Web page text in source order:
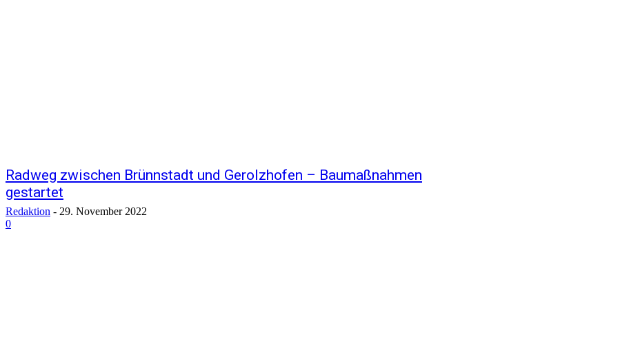
Radweg zwischen Brünnstadt und Gerolzhofen – Baumaßnahmen
gestartet
Redaktion - 29. November 2022
0